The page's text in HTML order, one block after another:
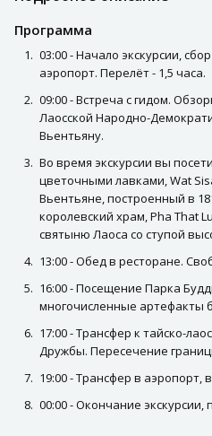
Программа
03:00 - Начало экскурсии,
аэропорт. Перелёт - 1,5 часа.
09:00 - Встреча с гидом.
Лаосской Народно-
Вьентьяну.
Во время экскурсии вы
цветочными лавками, Wat
Вьентьяне, построенный в
королевский храм, Pha That
святыню Лаоса со ступой
13:00 - Обед в ресторане.
16:00 - Посещение Парка
многочисленные артефакты
17:00 - Трансфер к тайско-
Дружбы. Пересечение
19:00 - Трансфер в аэропорт,
00:00 - Окончание